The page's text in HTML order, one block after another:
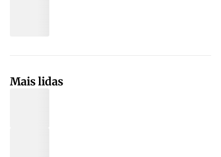
Mais lidas